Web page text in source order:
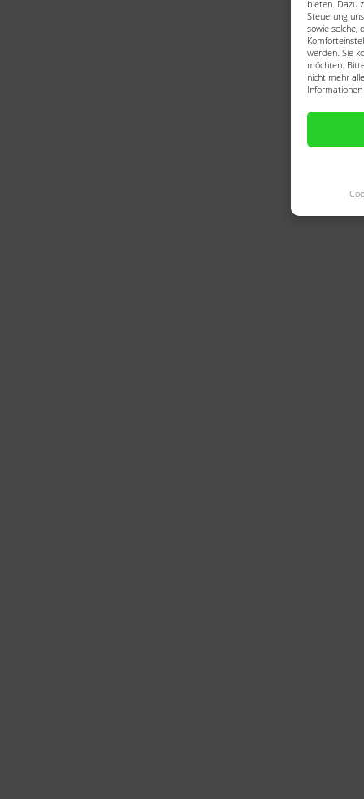
bieten. Dazu
Steuerung
sowie solche,
werden. Sie
möchten.
nicht mehr